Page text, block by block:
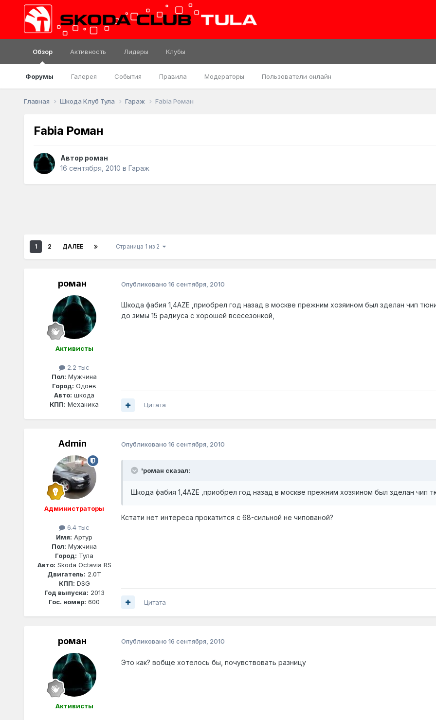
Обзор
Форумы Галерея События Правила Модераторы Пользователи онлайн
Активность Лидеры Клубы
Главная Шкода Клуб Тула Гараж Fabia Роман
Fabia Роман
Автор роман
16 сентября, 2010 в Гараж
1 2 ДАЛЕЕ Страница 1 из 2
роман
Активисты
2.2 тыс
Пол: Мужчина
Город: Одоев
Авто: шкода
КПП: Механика
Опубликовано 16 сентября, 2010
Шкода фабия 1,4AZE ,приобрел год назад в москве прежним хозяином был зделан чип
до зимы 15 радиуса с хорошей всесезонкой,
Цитата
Admin
Администраторы
6.4 тыс
Имя: Артур
Пол: Мужчина
Город: Тула
Авто: Skoda Octavia RS
Двигатель: 2.0T
КПП: DSG
Год выпуска: 2013
Гос. номер: 600
Опубликовано 16 сентября, 2010
'роман сказал:
Шкода фабия 1,4AZE ,приобрел год назад в москве прежним хозяином был зделан чип
Кстати нет интереса прокатится с 68-сильной не чипованой?
Цитата
роман
Активисты
Опубликовано 16 сентября, 2010
Это как? вобще хотелось бы, почувствовать разницу